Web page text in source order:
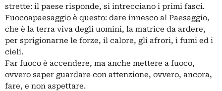
strette: il paese risponde, si intrecciano i primi fasci.
Fuocoapaesaggio è questo: dare innesco al Paesaggio,
che è la terra viva degli uomini, la matrice da ardere,
per sprigionarne le forze, il calore, gli afrori, i fumi ed i
cieli.
Far fuoco è accendere, ma anche mettere a fuoco,
ovvero saper guardare con attenzione, ovvero, ancora,
fare, e non aspettare.